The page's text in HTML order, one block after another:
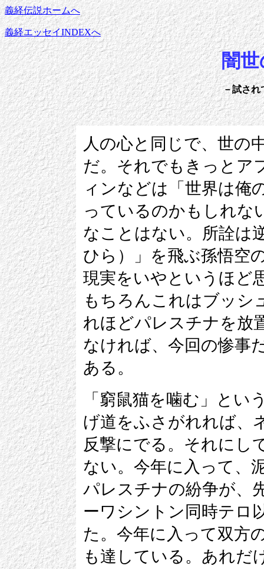
義経伝説ホームへ
義経エッセイINDEXへ
闇
－試され
人の心と同じで、世の
だ。それでもきっとア
ィンなどは「世界は俺
っているのかもしれな
なことはない。所詮は
ひら）」を飛ぶ孫悟空
現実をいやというほど
もちろんこれはブッシ
れほどパレスチナを放
なければ、今回の惨事
ある。
「窮鼠猫を噛む」とい
げ道をふさがれれば、
反撃にでる。それにし
ない。今年に入って、
パレスチナの紛争が、
ーワシントン同時テロ
た。今年に入って双方
も達している。あれだ